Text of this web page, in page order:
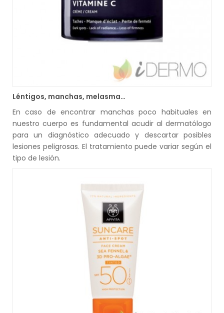
Léntigos, manchas, melasma…
En caso de encontrar manchas poco habituales en
nuestro cuerpo es fundamental acudir al dermatólogo
para un diagnóstico adecuado y descartar posibles
lesiones peligrosas. El tratamiento puede variar según el
tipo de lesión.